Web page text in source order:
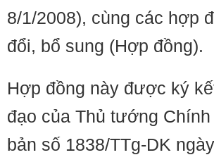
8/1/2008), cùng các hợp
đổi, bổ sung (Hợp đồng).
Hợp đồng này được ký
đạo của Thủ tướng
bản số 1838/TTg-DK